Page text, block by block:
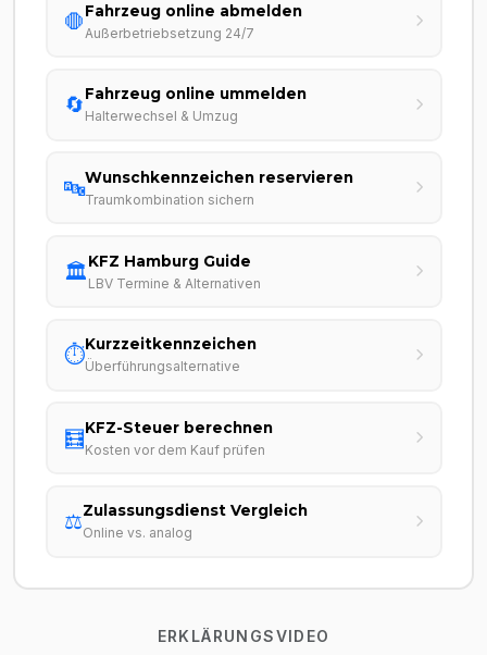
🛑Fahrzeug online abmelden
Außerbetriebsetzung 24/7
🔄Fahrzeug online ummelden
Halterwechsel & Umzug
🔤Wunschkennzeichen reservieren
Traumkombination sichern
🏛️KFZ Hamburg Guide
LBV Termine & Alternativen
⏱️Kurzzeitkennzeichen
Überführungsalternative
🧮KFZ-Steuer berechnen
Kosten vor dem Kauf prüfen
⚖️Zulassungsdienst Vergleich
Online vs. analog
ERKLÄRUNGSVIDEO